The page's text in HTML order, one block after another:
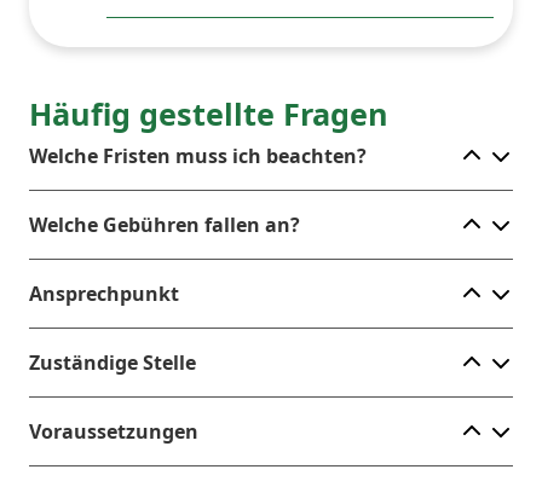
Häufig gestellte Fragen
Welche Fristen muss ich beachten?
Welche Gebühren fallen an?
Ansprechpunkt
Zuständige Stelle
Voraussetzungen